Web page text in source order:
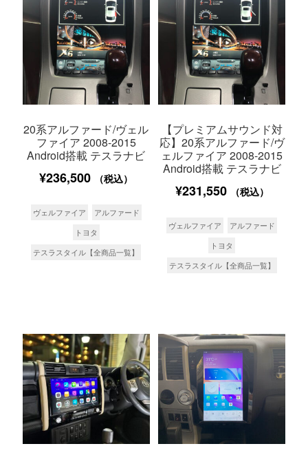
し
た。
す。
20系アルファード/ヴェル
ファイア 2008-2015
Android搭載 テスラナビ
¥236,500 （税込）
ヴェルファイア
アルファード
トヨタ
テスラスタイル【全商品一覧】
【プレミアムサウンド対
応】20系アルファード/ヴ
ェルファイア 2008-2015
Android搭載 テスラナビ
¥231,550 （税込）
ヴェルファイア
アルファード
トヨタ
テスラスタイル【全商品一覧】